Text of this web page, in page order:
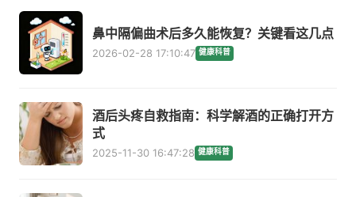
鼻中隔偏曲术后多久能恢复？关键看这几点
2026-02-28 17:10:47 健康科普
酒后头疼自救指南：科学解酒的正确打开方
式
2025-11-30 16:47:28 健康科普